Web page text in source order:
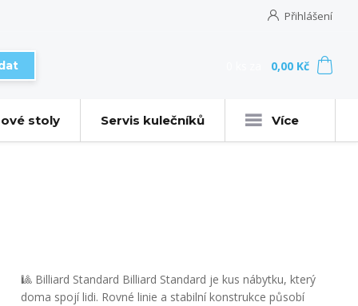
Přihlášení
0,00 Kč
stoly Servis kulečníků Více
🎱 Billiard Standard Billiard Standard je kus nábytku, který
doma spojí lidi. Rovné linie a stabilní konstrukce působí